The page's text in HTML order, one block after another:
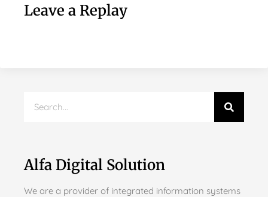
Leave a Replay
Alfa Digital Solution
We are a provider of integrated information systems